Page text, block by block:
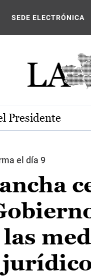
SEDE ELECTRÓNICA
Presidente
el día 9